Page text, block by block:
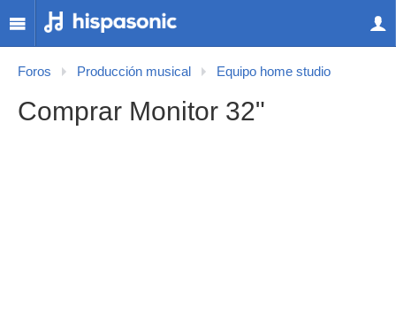
Foros Producción musical Equipo home studio
Comprar Monitor 32"